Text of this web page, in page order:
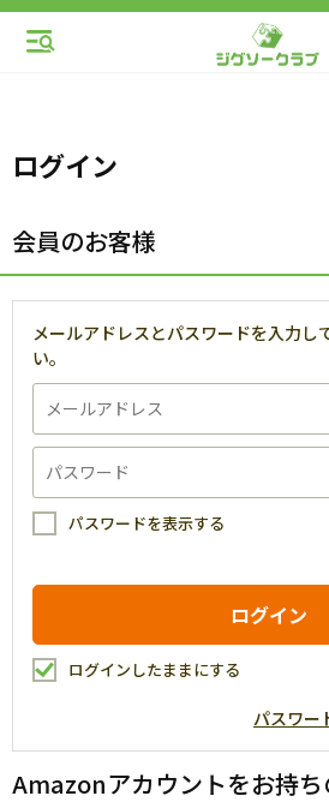
ログイン
会員のお客様
メールアドレスとパスワードを入力し
い。
パスワードを表示する
ログインしたままにする
パスワー
Amazonアカウントをお持ち